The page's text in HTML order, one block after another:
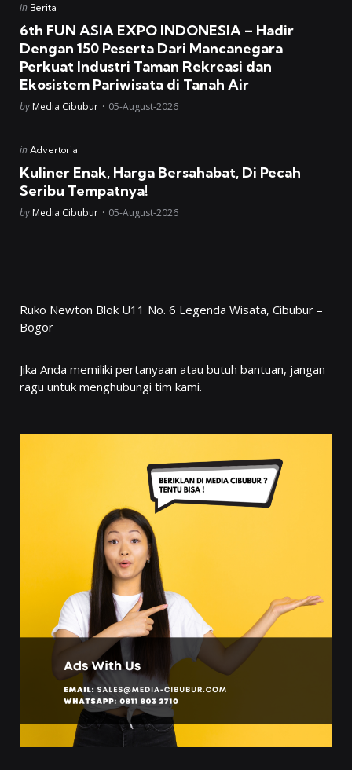
Posted
in Berita
6th FUN ASIA EXPO INDONESIA – Hadir
Dengan 150 Peserta Dari Mancanegara
Perkuat Industri Taman Rekreasi dan
Ekosistem Pariwisata di Tanah Air
Posted
by Media Cibubur 05-August-2026
Posted
in Advertorial
Kuliner Enak, Harga Bersahabat, Di Pecah
Seribu Tempatnya!
Posted
by Media Cibubur 05-August-2026
Ruko Newton Blok U11 No. 6 Legenda Wisata, Cibubur –
Bogor
Jika Anda memiliki pertanyaan atau butuh bantuan, jangan
ragu untuk menghubungi tim kami.